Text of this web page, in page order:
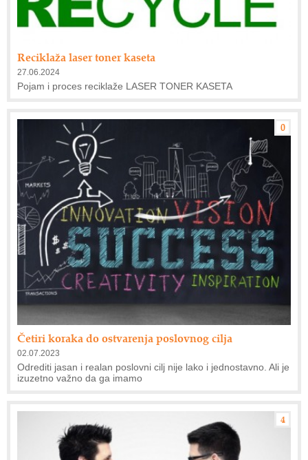
Reciklaža laser toner kaseta
27.06.2024
Pojam i proces reciklaže LASER TONER KASETA
0
Četiri koraka do ostvarenja poslovnog cilja
02.07.2023
Odrediti jasan i realan poslovni cilj nije lako i jednostavno. Ali je
izuzetno važno da ga imamo
4